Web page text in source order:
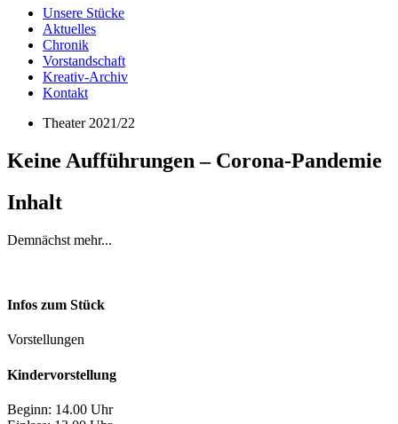
Unsere Stücke
Aktuelles
Chronik
Vorstandschaft
Kreativ-Archiv
Kontakt
Theater 2021/22
Keine Aufführungen – Corona-Pandemie
Inhalt
Demnächst mehr...
Infos zum Stück
Vorstellungen
Kindervorstellung
Beginn: 14.00 Uhr